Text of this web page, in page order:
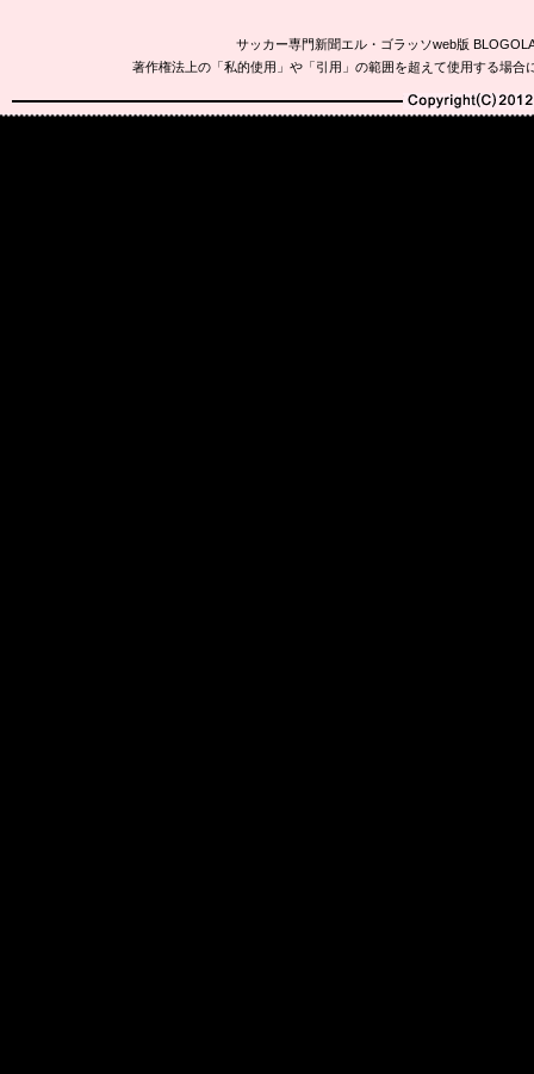
サッカー専門新聞エル・ゴラッソweb版
著作権法上の「私的使用」や「引用」の範囲を超えて使用する場
Copyright(C)2010-